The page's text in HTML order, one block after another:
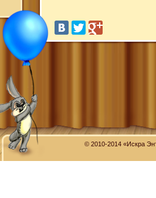
© 2010-2014 «Искра